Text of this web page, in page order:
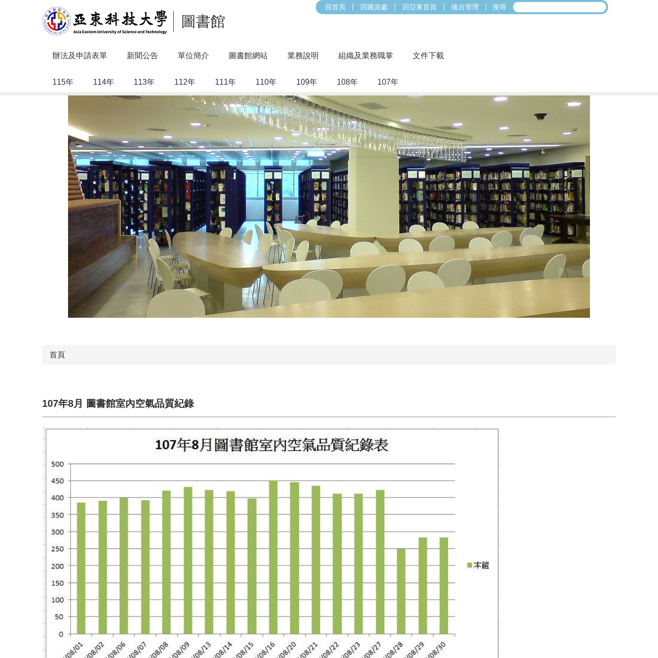
圖書館
回首頁 回圖資處 回亞東首頁 後台管理 搜尋
辦法及申請表單 新聞公告 單位簡介 圖書館網站 業務說明 組織及業務職掌 文件下載
115年 114年 113年 112年 111年 110年 109年 108年 107年
首頁
107年8月 圖書館室內空氣品質紀錄